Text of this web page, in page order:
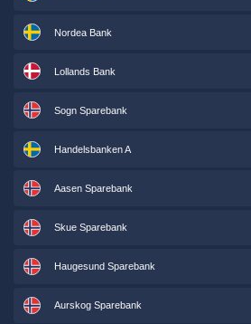
Nordea Bank
Lollands Bank
Sogn Sparebank
Handelsbanken A
Aasen Sparebank
Skue Sparebank
Haugesund Sparebank
Aurskog Sparebank